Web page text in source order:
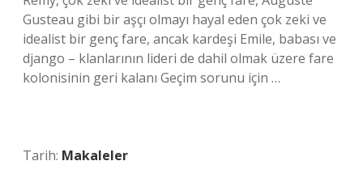
Gusteau gibi bir aşçı olmayı hayal eden çok zeki ve
idealist bir genç fare, ancak kardeşi Emile, babası ve
django – klanlarının lideri de dahil olmak üzere fare
kolonisinin geri kalanı Geçim sorunu için …
Tarih: Makaleler